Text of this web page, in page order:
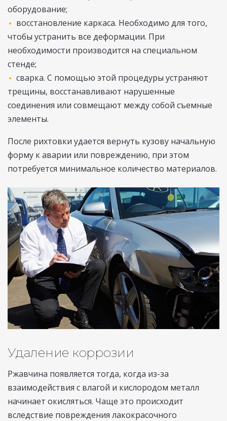
оборудование;
восстановление каркаса. Необходимо для того,
чтобы устранить все деформации. При
необходимости производится на специальном
стенде;
сварка. С помощью этой процедуры устраняют
трещины, восстанавливают нарушенные
соединения или совмещают между собой съемные
элементы.
После рихтовки удается вернуть кузову начальную
форму к аварии или повреждению, при этом
потребуется минимальное количество материалов.
Удаление коррозии
Ржавчина появляется тогда, когда из-за
взаимодействия с влагой и кислородом металл
начинает окисляться. Чаще это происходит
вследствие повреждения лакокрасочного